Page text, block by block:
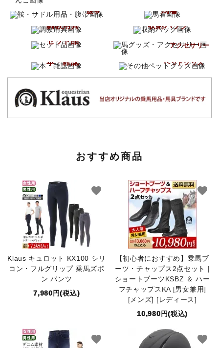
腹帯
馬着
調教用具
収納バッグ
セット品
アクセサリー
本・雑誌
ペットグッズ
おすすめ商品
Klaus キュロット KX100 シリ
コン・フルグリップ 乗馬ズボ
ン パンツ
7,980円(税込)
favorite
【初心者におすすめ】乗馬ブ
ーツ・チャップス2点セット |
ショートブーツKSBZ ＆ ハー
フチャップスKA [男女兼用]
[メンズ] [レディース]
10,980円(税込)
favorite
favorite favorite